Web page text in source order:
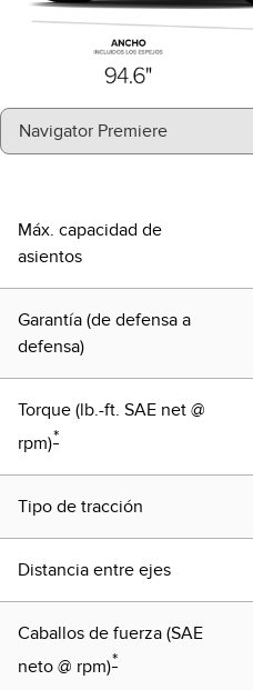
"Select
A
Navigator Premiere
Máx. capacidad de
asientos
Garantía (de defensa a
defensa)
Torque (lb.-ft. SAE net @
rpm)*
Tipo de tracción
Distancia entre ejes
Caballos de fuerza (SAE
neto @ rpm)*